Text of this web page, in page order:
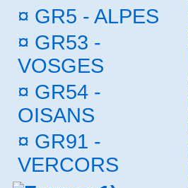
¤ GR5 - ALPES
¤ GR53 -
VOSGES
¤ GR54 -
OISANS
¤ GR91 -
VERCORS